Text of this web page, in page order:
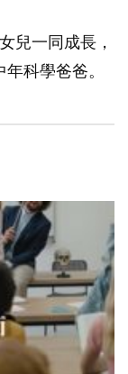
兒一同成長，
科學爸爸。